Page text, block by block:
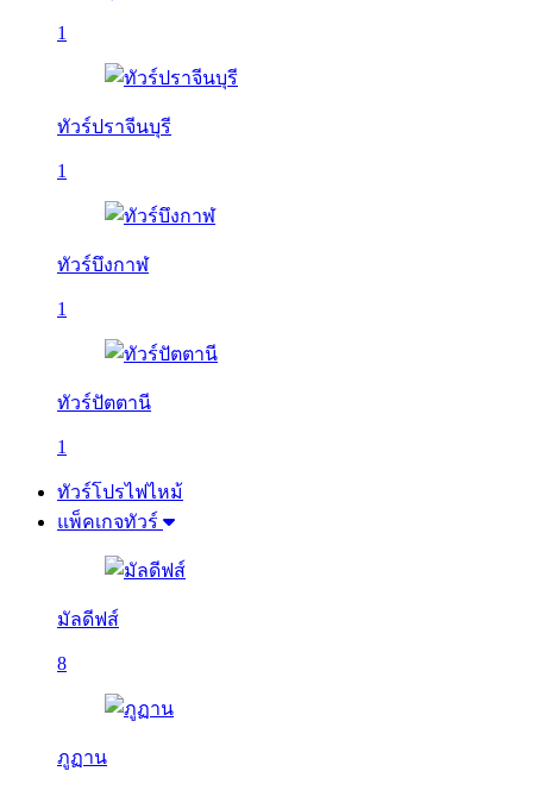
1
ทัวร์ปราจีนบุรี
1
ทัวร์บึงกาฬ
1
ทัวร์ปัตตานี
1
ทัวร์โปรไฟไหม้
แพ็คเกจทัวร์
มัลดีฟส์
8
ภูฏาน